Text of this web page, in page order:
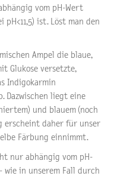
vom pH-Wert
pH<11,5) ist. Löst man den
Ampel die blaue,
Glukose versetzte,
Indigokarmin
Dazwischen liegt eine
und blauem (noch
erscheint daher für unser
Färbung einnimmt.
nur abhängig vom pH-
wie in unserem Fall durch